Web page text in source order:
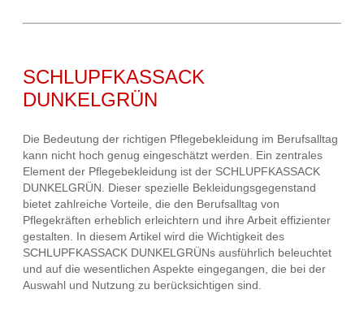
SCHLUPFKASSACK
DUNKELGRÜN
Die Bedeutung der richtigen Pflegebekleidung im Berufsalltag
kann nicht hoch genug eingeschätzt werden. Ein zentrales
Element der Pflegebekleidung ist der SCHLUPFKASSACK
DUNKELGRÜN. Dieser spezielle Bekleidungsgegenstand
bietet zahlreiche Vorteile, die den Berufsalltag von
Pflegekräften erheblich erleichtern und ihre Arbeit effizienter
gestalten. In diesem Artikel wird die Wichtigkeit des
SCHLUPFKASSACK DUNKELGRÜNs ausführlich beleuchtet
und auf die wesentlichen Aspekte eingegangen, die bei der
Auswahl und Nutzung zu berücksichtigen sind.